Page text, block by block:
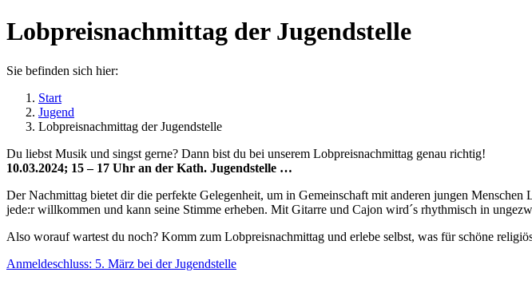
Lobpreisnachmittag der Jugendstelle
Sie befinden sich hier:
Start
Jugend
Lobpreisnachmittag der Jugendstelle
Du liebst Musik und singst gerne? Dann bist du bei unserem Lobpreisnachmittag genau richtig!
10.03.2024; 15 – 17 Uhr an der Kath. Jugendstelle …
Der Nachmittag bietet dir die perfekte Gelegenheit, um in Gemeinschaft mit anderen jungen
jede:r willkommen und kann seine Stimme erheben. Mit Gitarre und Cajon wird´s rhythmisch in
Also worauf wartest du noch? Komm zum Lobpreisnachmittag und erlebe selbst, was für schöne
Anmeldeschluss: 5. März bei der Jugendstelle